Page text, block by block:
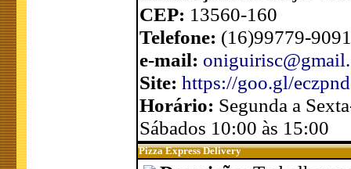
CEP: 13560-160
Telefone: (16)99779-
e-mail:
Site: https://goo.gl/eczpnd
Horário: Segunda a
Sábados 10:00 às 15:00
Pizza Express Delivery